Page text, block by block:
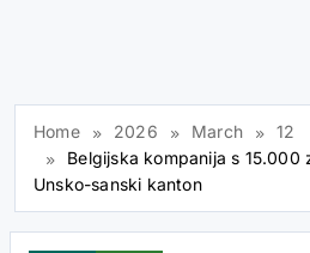
Home 2026 March
12
Belgijska kompanija s 15.000
Unsko-sanski kanton